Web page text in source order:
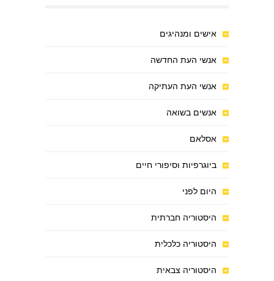
אישים ומנהיגים
אנשי העת החדשה
אנשי העת העתיקה
אנשים בשואה
אסלאם
ביוגרפיות וסיפורי חיים
היום לפני
היסטוריה חברתית
היסטוריה כלכלית
היסטוריה צבאית